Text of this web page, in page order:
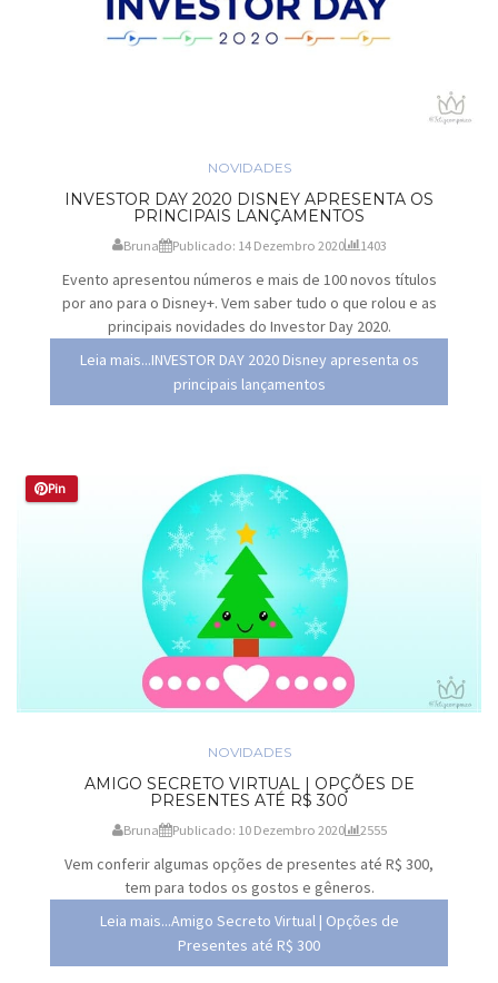
NOVIDADES
INVESTOR DAY 2020 DISNEY APRESENTA OS
PRINCIPAIS LANÇAMENTOS
Bruna Publicado: 14 Dezembro 2020 1403
Evento apresentou números e mais de 100 novos títulos
por ano para o Disney+. Vem saber tudo o que rolou e as
principais novidades do Investor Day 2020.
Leia mais...INVESTOR DAY 2020 Disney apresenta os
principais lançamentos
Pin
NOVIDADES
AMIGO SECRETO VIRTUAL | OPÇÕES DE
PRESENTES ATÉ R$ 300
Bruna Publicado: 10 Dezembro 2020 2555
Vem conferir algumas opções de presentes até R$ 300,
tem para todos os gostos e gêneros.
Leia mais...Amigo Secreto Virtual | Opções de
Presentes até R$ 300